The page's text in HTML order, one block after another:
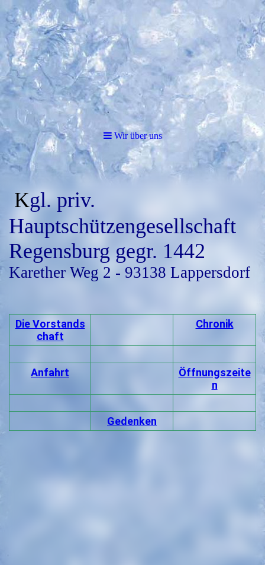
Wir über uns
Kgl. priv.
Hauptschützengesellschaft
Regensburg gegr. 1442
Karether Weg 2 - 93138 Lappersdorf
Die Vorstands
chaft
Chronik
Anfahrt
Öffnungszeite
n
Gedenken